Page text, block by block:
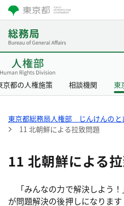
京都の人権施策 相談機関 東
東京都総務局人権部 じんけんのと
11 北朝鮮による拉致問題
11 北朝鮮による
「みんなの力で解決しよう
が問題解決の後押しになります